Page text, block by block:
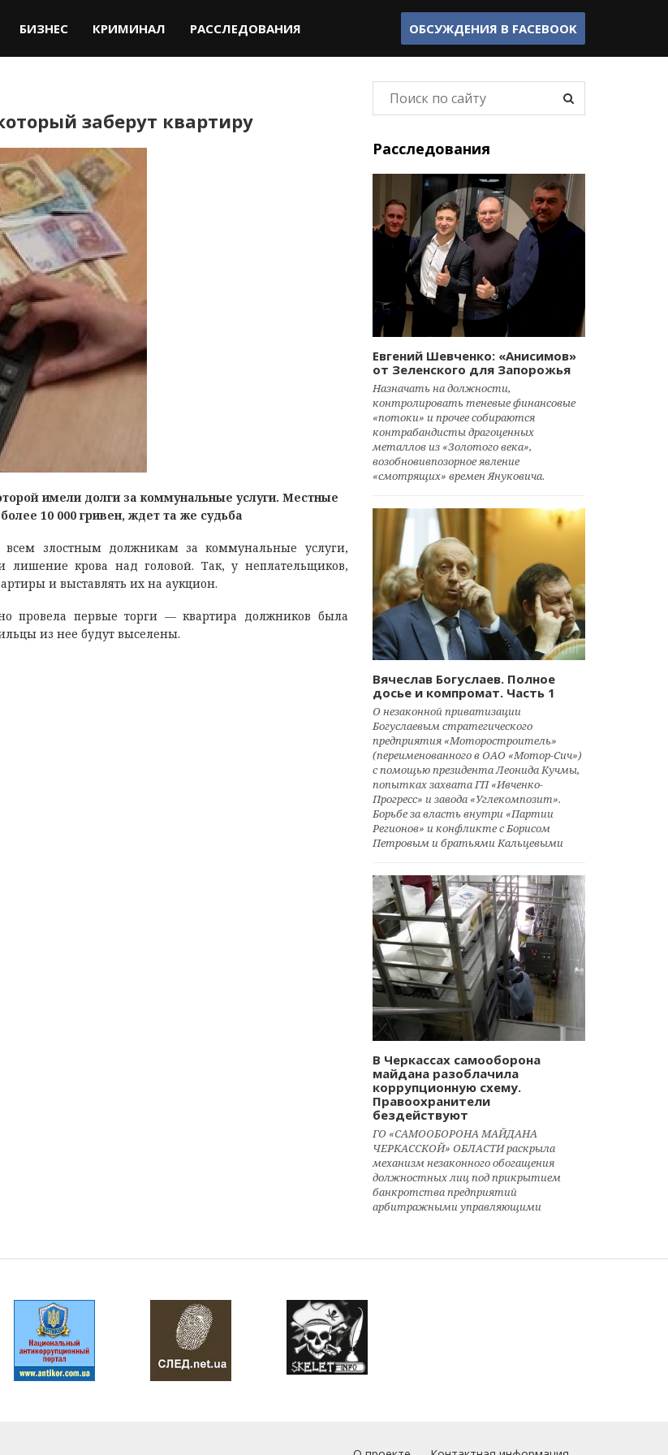
БИЗНЕС КРИМИНАЛ РАССЛЕДОВАНИЯ ОБСУЖДЕНИЯ В FACEBOOK
заберут квартиру
имели долги за коммунальные услуги. Местные
10 000 гривен, ждет та же судьба
злостным должникам за коммунальные услуги,
крова над головой. Так, у неплательщиков,
и выставлять их на аукцион.
провела первые торги — квартира должников была
из нее будут выселены.
Расследования
Евгений Шевченко: «Анисимов»
от Зеленского для Запорожья
Назначать на должности,
контролировать теневые финансовые
«потоки» и прочее собираются
контрабандисты драгоценных
металлов из «Золотого века»,
возобновивпозорное явление
«смотрящих» времен Януковича.
Вячеслав Богуслаев. Полное
досье и компромат. Часть 1
О незаконной приватизации
Богуслаевым стратегического
предприятия «Моторостроитель»
(переименованного в ОАО «Мотор-Сич»)
с помощью президента Леонида Кучмы,
попытках захвата ГП «Ивченко-
Прогресс» и завода «Углекомпозит».
Борьбе за власть внутри «Партии
Регионов» и конфликте с Борисом
Петровым и братьями Кальцевыми
В Черкассах самооборона
майдана разоблачила
коррупционную схему.
Правоохранители
бездействуют
ГО «САМООБОРОНА МАЙДАНА
ЧЕРКАССКОЙ» ОБЛАСТИ раскрыла
механизм незаконного обогащения
должностных лиц под прикрытием
банкротства предприятий
арбитражными управляющими